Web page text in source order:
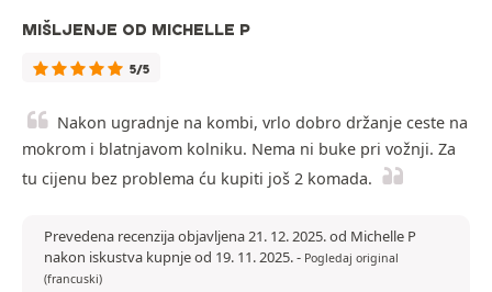
MIŠLJENJE OD MICHELLE P
5/5
Nakon ugradnje na kombi, vrlo dobro držanje ceste na
mokrom i blatnjavom kolniku. Nema ni buke pri vožnji. Za
tu cijenu bez problema ću kupiti još 2 komada.
Prevedena recenzija objavljena 21. 12. 2025. od Michelle P
nakon iskustva kupnje od 19. 11. 2025.- Pogledaj original
(francuski)